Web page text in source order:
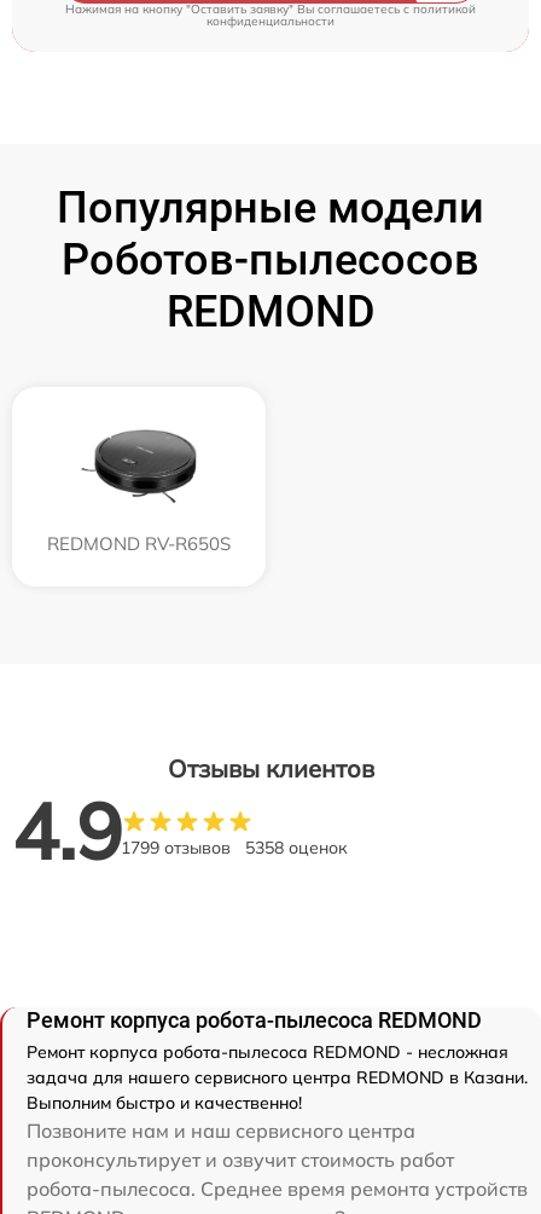
Нажимая на кнопку "Оставить заявку" Вы соглашаетесь c политикой
конфиденциальности
Популярные модели
Роботов-пылесосов
REDMOND
REDMOND RV-R650S
Отзывы клиентов
4.91799 отзывов 5358 оценок
Ремонт корпуса робота-пылесоса REDMOND
Ремонт корпуса робота-пылесоса REDMOND - несложная
задача для нашего сервисного центра REDMOND в Казани.
Выполним быстро и качественно!
Позвоните нам и наш сервисного центра
проконсультирует и озвучит стоимость работ
робота-пылесоса. Среднее время ремонта устройств